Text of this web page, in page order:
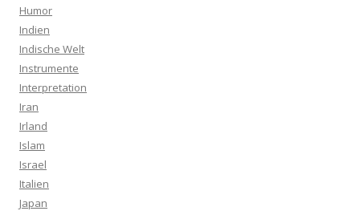
Humor
Indien
Indische Welt
Instrumente
Interpretation
Iran
Irland
Islam
Israel
Italien
Japan